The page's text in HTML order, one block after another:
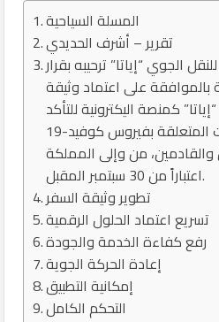
المسلة السياحية
تقرير – أشرف الحديدي
الجوي “إياتا” ترحيبه بقرار
بالموافقة على اعتماد وثيقة
كمنصة اليكترونية للتأكد
من نتائج الفحوصات المتعلقة بفيروس كوفيد-19
والقادمين، من وإلى المملكة
اعتباراً من 30 سبتمبر المقبل.
تطوير وثيقة السفر
تسريع اعتماد الحلول الرقمية
رفع كفاءة الخدمة والجودة
إعادة الحركة الجوية
إمكانية التطبيق
التحكم الكامل